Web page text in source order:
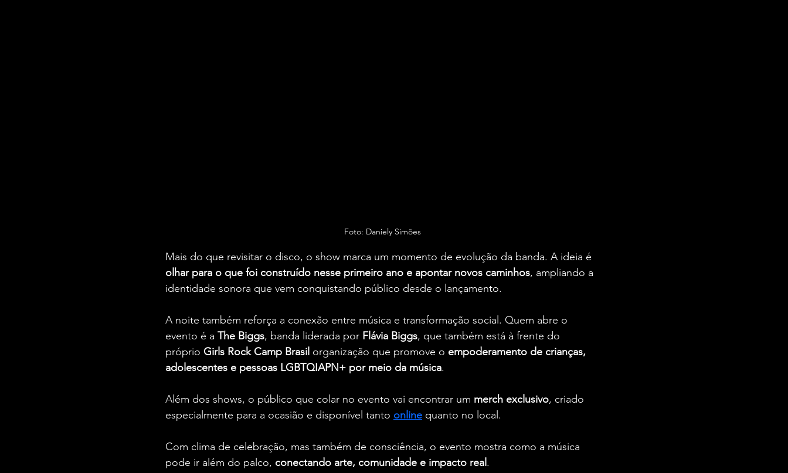
Foto: Daniely Simões
Mais do que revisitar o disco, o show marca um momento de evolução da banda. A ideia é
olhar para o que foi construído nesse primeiro ano e apontar novos caminhos, ampliando a
identidade sonora que vem conquistando público desde o lançamento.
A noite também reforça a conexão entre música e transformação social. Quem abre o
evento é a The Biggs, banda liderada por Flávia Biggs, que também está à frente do
próprio Girls Rock Camp Brasil organização que promove o empoderamento de crianças,
adolescentes e pessoas LGBTQIAPN+ por meio da música.
Além dos shows, o público que colar no evento vai encontrar um merch exclusivo, criado
especialmente para a ocasião e disponível tanto online quanto no local.
Com clima de celebração, mas também de consciência, o evento mostra como a música
pode ir além do palco, conectando arte, comunidade e impacto real .